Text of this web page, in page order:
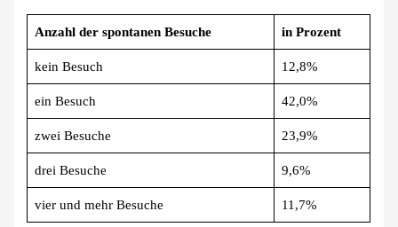
Anzahl der spontanen Besuche in Prozent
kein Besuch 12,8%
ein Besuch 42,0%
zwei Besuche 23,9%
drei Besuche 9,6%
vier und mehr Besuche 11,7%